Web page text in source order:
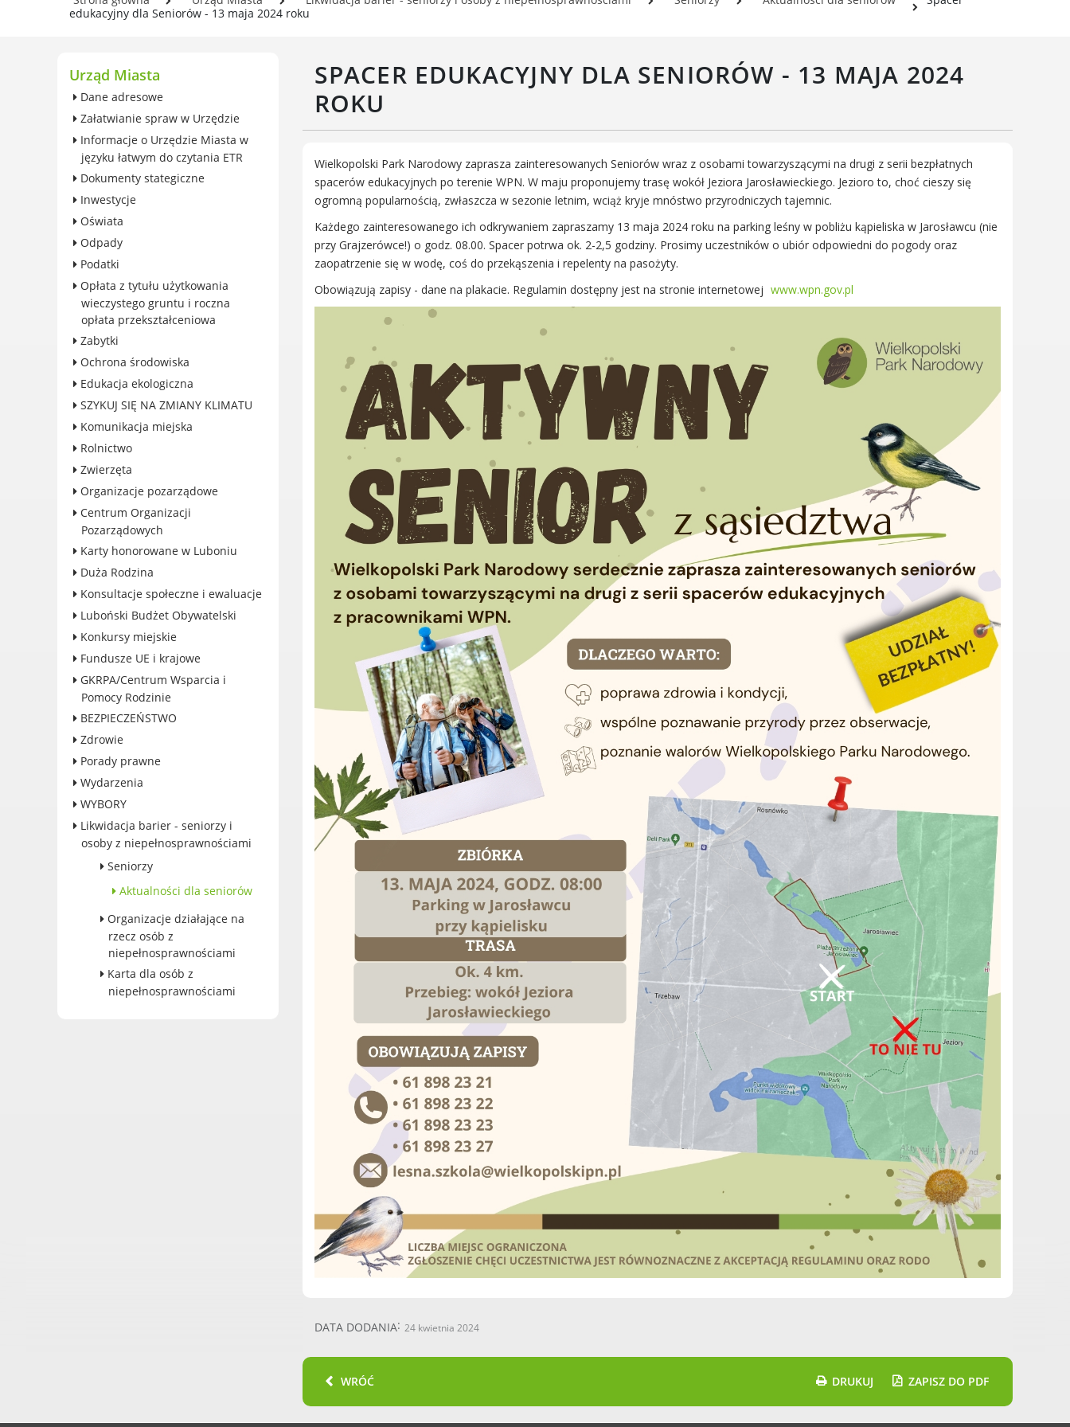
wieczystego gruntu i roczna
opłata przekształceniowa
Ochrona środowiska
Edukacja ekologiczna
KLIMATU
Komunikacja miejska
Rolnictwo
Zwierzęta
Organizacje pozarządowe
Centrum Organizacji
Pozarządowych
Karty honorowane w Luboniu
Duża Rodzina
Konsultacje społeczne i
ewaluacje
Luboński Budżet Obywatelski
Konkursy miejskie
Fundusze UE i krajowe
GKRPA/Centrum Wsparcia i
Pomocy Rodzinie
Zdrowie
Porady prawne
Wydarzenia
WYBORY
Likwidacja barier - seniorzy i
niepełnosprawnościami
Serwisy mapowe
Plaża Miejska przy ul. Rzecznej
w Luboniu
Rada Gospodarcza
Wielkopolski Park Narodowy
Spożywczego w Szreniawie
PTTK
KONTAKT
Dane adresowe, wydziały i
sprawy
edukacyjny dla Seniorów - 13 maja 2024 roku
SPACER EDUKACYJNY DLA SENIORÓW - 13 MAJA 2024
ROKU
Wielkopolski Park Narodowy zaprasza zainteresowanych Seniorów wraz z osobami towarzyszącymi na drugi z serii bezpłatnych
spacerów edukacyjnych po terenie WPN. W maju proponujemy trasę wokół Jeziora Jarosławieckiego. Jezioro to, choć cieszy się
ogromną popularnością, zwłaszcza w sezonie letnim, wciąż kryje mnóstwo przyrodniczych tajemnic.
Każdego zainteresowanego ich odkrywaniem zapraszamy 13 maja 2024 roku na parking leśny w pobliżu kąpieliska w Jarosławcu (nie
przy Grajzerówce!) o godz. 08.00. Spacer potrwa ok. 2-2,5 godziny. Prosimy uczestników o ubiór odpowiedni do pogody oraz
zaopatrzenie się w wodę, coś do przekąszenia i repelenty na pasożyty.
Obowiązują zapisy - dane na plakacie. Regulamin dostępny jest na stronie internetowej www.wpn.gov.pl
DATA DODANIA 24 kwietnia 2024
WRÓĆ DRUKUJ ZAPISZ DO PDF
Urząd Miasta
Dane adresowe
Załatwianie spraw w Urzędzie
Informacje o Urzędzie Miasta w
języku łatwym do czytania ETR
Dokumenty stategiczne
Inwestycje
Oświata
Odpady
Podatki
Opłata z tytułu użytkowania
wieczystego gruntu i roczna
opłata przekształceniowa
Zabytki
Ochrona środowiska
Edukacja ekologiczna
SZYKUJ SIĘ NA ZMIANY KLIMATU
Komunikacja miejska
Rolnictwo
Zwierzęta
Organizacje pozarządowe
Centrum Organizacji
Pozarządowych
Karty honorowane w Luboniu
Duża Rodzina
Konsultacje społeczne i ewaluacje
Luboński Budżet Obywatelski
Konkursy miejskie
Fundusze UE i krajowe
GKRPA/Centrum Wsparcia i
Pomocy Rodzinie
BEZPIECZEŃSTWO
Zdrowie
Porady prawne
Wydarzenia
WYBORY
Likwidacja barier - seniorzy i
osoby z niepełnosprawnościami
Seniorzy
Aktualności dla seniorów
Organizacje działające na
rzecz osób z
niepełnosprawnościami
Karta dla osób z
niepełnosprawnościami